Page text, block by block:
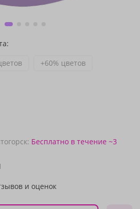
+60% цветов
Бесплатно в течение ~3
и оценок